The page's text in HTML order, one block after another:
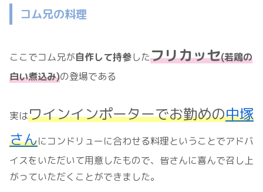
コム兄の料理
ここでコム兄が自作して持参したフリカッセ(若鶏の
白い煮込み)の登場である
実はワインインポーターでお勤めの中塚
さんにコンドリューに合わせる料理ということでアドバ
イスをいただいて用意したもので、皆さんに喜んで召し上
がっていただくことができました。